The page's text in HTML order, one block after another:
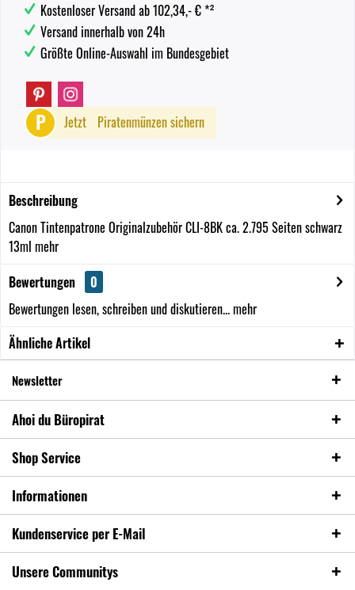
Kostenloser Versand ab 102,34,- € *²
Versand innerhalb von 24h
Größte Online-Auswahl im Bundesgebiet
P Jetzt Piratenmünzen sichern
Beschreibung
Canon Tintenpatrone Originalzubehör CLI-8BK ca. 2.795 Seiten schwarz
13ml mehr
Bewertungen
0
Bewertungen lesen, schreiben und diskutieren...mehr
Ähnliche Artikel
Newsletter
Ahoi du Büropirat
Shop Service
Informationen
Kundenservice per E-Mail
Unsere Communitys